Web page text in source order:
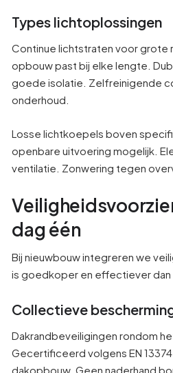
Types lichtoplossingen
Continue lichtstraten voor grote
opbouw past bij elke lengte.
goede isolatie. Zelfreinigende
onderhoud.
Losse lichtkoepels boven
openbare uitvoering mogelijk.
ventilatie. Zonwering tegen
dag één
Bij nieuwbouw integreren we
is goedkoper en effectiever dan
Collectieve
Dakrandbeveiligingen rondom
Gecertificeerd volgens EN
dakopbouw. Geen naderhand